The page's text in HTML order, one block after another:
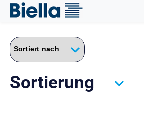
Sortierung
Cookie-Einstellungen